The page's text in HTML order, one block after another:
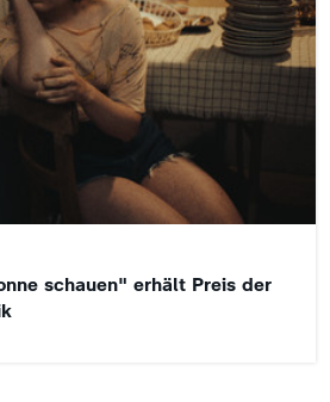
schauen" erhält Preis der